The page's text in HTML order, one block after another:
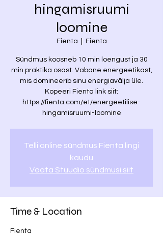
hingamisruumi
loomine
Fienta Fienta
Sündmus koosneb 10 min loengust ja 30
min praktika osast. Vabane energeetikast,
mis domineerib sinu energiavälja üle.
Kopeeri Fienta link siit:
https://fienta.com/et/energeetilise-
hingamisruumi-loomine
Telli online sündmus Fienta lingi
kaudu
Vaata Stuudio sündmusi siit
Time & Location
Fienta